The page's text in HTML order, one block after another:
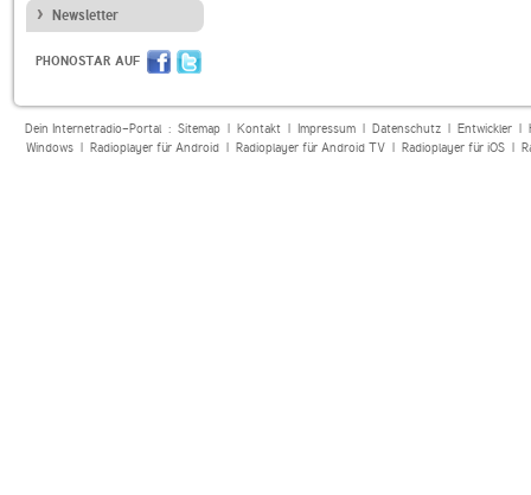
Newsletter
PHONOSTAR AUF
Dein Internetradio-Portal : Sitemap| Kontakt| Impressum| Datenschutz| Entwickler|
Windows| Radioplayer für Android| Radioplayer für Android TV| Radioplayer für iOS|